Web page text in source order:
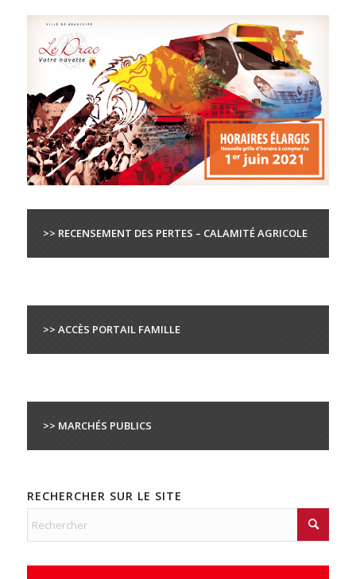
>> RECENSEMENT DES PERTES – CALAMITÉ AGRICOLE
>> ACCÈS PORTAIL FAMILLE
>> MARCHÉS PUBLICS
RECHERCHER SUR LE SITE